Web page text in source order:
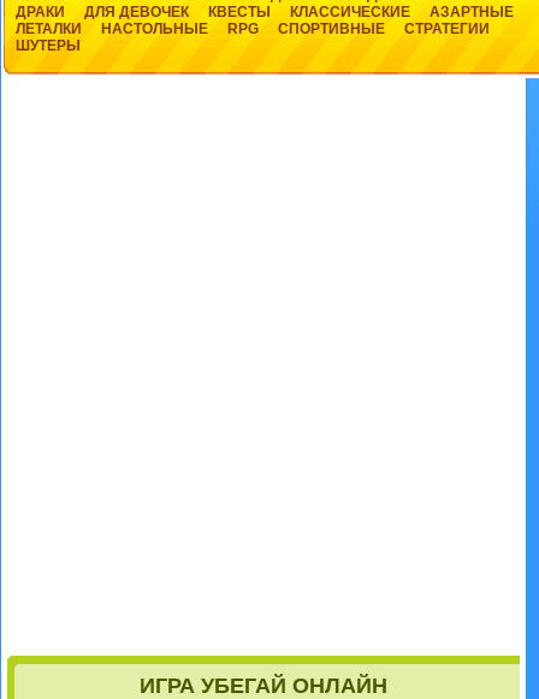
ДРАКИ
ДЛЯ ДЕВОЧЕК КВЕСТЫ КЛАССИЧЕСКИЕ
АЗАРТНЫЕ
ЛЕТАЛКИ
НАСТОЛЬНЫЕ RPG СПОРТИВНЫЕ
СТРАТЕГИИ
ШУТЕРЫ
ИГРА УБЕГАЙ ОНЛАЙН